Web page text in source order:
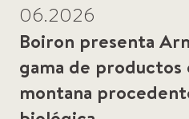
06.2026
Boiron presenta
gama de productos
montana